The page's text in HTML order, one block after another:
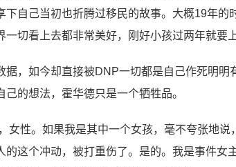
自己当初也折腾过移民的故事。大概19年的
切看上去都非常美好，刚好小孩过两年就要
，如今却直接被DNP一切都是自己作死明明
的想法，霍华德只是一个牺牲品。
女性。如果我是其中一个女孩，毫不夸张地说
这个冲动，被打重伤了。是的。我是事件女